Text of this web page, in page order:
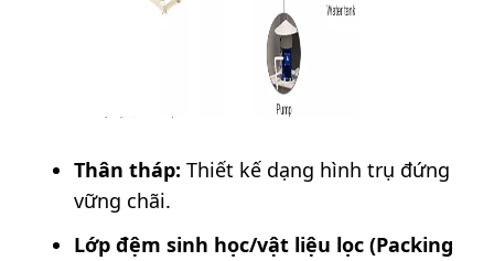
Thân tháp: Thiết kế dạng hình trụ đứng
vững chãi.
Lớp đệm sinh học/vật liệu lọc (Packing